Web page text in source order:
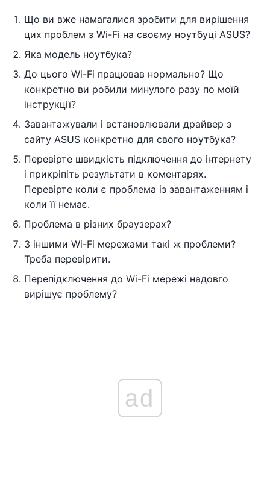
Що ви вже намагалися зробити для вирішення
цих проблем з Wi-Fi на своєму ноутбуці ASUS?
Яка модель ноутбука?
До цього Wi-Fi працював нормально? Що
конкретно ви робили минулого разу по моїй
інструкції?
Завантажували і встановлювали драйвер з
сайту ASUS конкретно для свого ноутбука?
Перевірте швидкість підключення до інтернету
і прикріпіть результати в коментарях.
Перевірте коли є проблема із завантаженням і
коли її немає.
Проблема в різних браузерах?
З іншими Wi-Fi мережами такі ж проблеми?
Треба перевірити.
Перепідключення до Wi-Fi мережі надовго
вирішує проблему?
ad